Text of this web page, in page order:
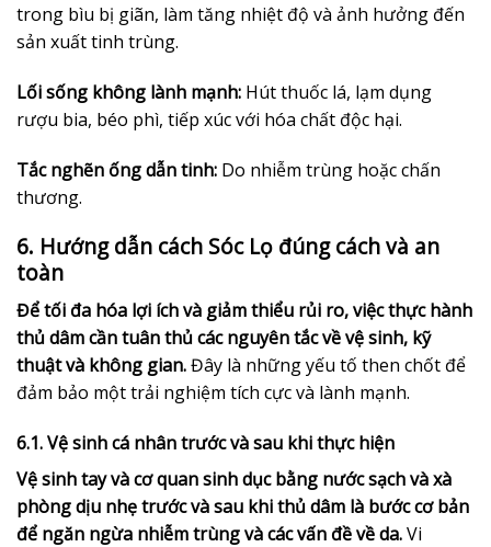
trong bìu bị giãn, làm tăng nhiệt độ và ảnh hưởng đến
sản xuất tinh trùng.
Lối sống không lành mạnh: Hút thuốc lá, lạm dụng
rượu bia, béo phì, tiếp xúc với hóa chất độc hại.
Tắc nghẽn ống dẫn tinh: Do nhiễm trùng hoặc chấn
thương.
6. Hướng dẫn cách Sóc Lọ đúng cách và an
toàn
Để tối đa hóa lợi ích và giảm thiểu rủi ro, việc thực hành
thủ dâm cần tuân thủ các nguyên tắc về vệ sinh, kỹ
thuật và không gian.Đây là những yếu tố then chốt để
đảm bảo một trải nghiệm tích cực và lành mạnh.
6.1. Vệ sinh cá nhân trước và sau khi thực hiện
Vệ sinh tay và cơ quan sinh dục bằng nước sạch và xà
phòng dịu nhẹ trước và sau khi thủ dâm là bước cơ bản
để ngăn ngừa nhiễm trùng và các vấn đề về da.Vi